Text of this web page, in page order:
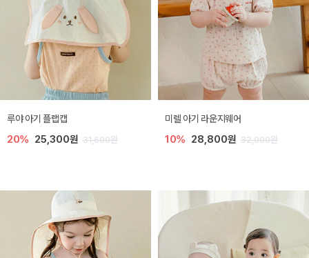
루야 아기 플랩캡
20% 25,300원 31,600원
미렐 아기 라운지웨어
10% 28,800원 32,000원